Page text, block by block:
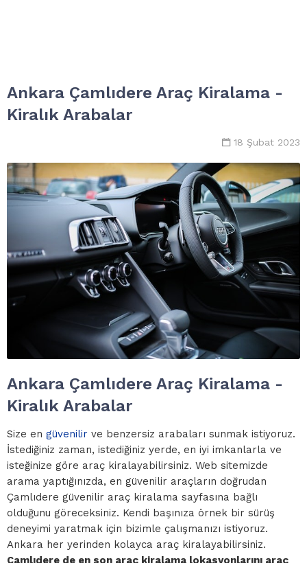
Ankara Çamlıdere Araç Kiralama -
Kiralık Arabalar
18 Şubat 2023
Ankara Çamlıdere Araç Kiralama -
Kiralık Arabalar
Size en güvenilir ve benzersiz arabaları sunmak istiyoruz.
İstediğiniz zaman, istediğiniz yerde, en iyi imkanlarla ve
isteğinize göre araç kiralayabilirsiniz. Web sitemizde
arama yaptığınızda, en güvenilir araçların doğrudan
Çamlıdere güvenilir araç kiralama sayfasına bağlı
olduğunu göreceksiniz. Kendi başınıza örnek bir sürüş
deneyimi yaratmak için bizimle çalışmanızı istiyoruz.
Ankara her yerinden kolayca araç kiralayabilirsiniz.
Çamlıdere de en son araç kiralama lokasyonlarını araç